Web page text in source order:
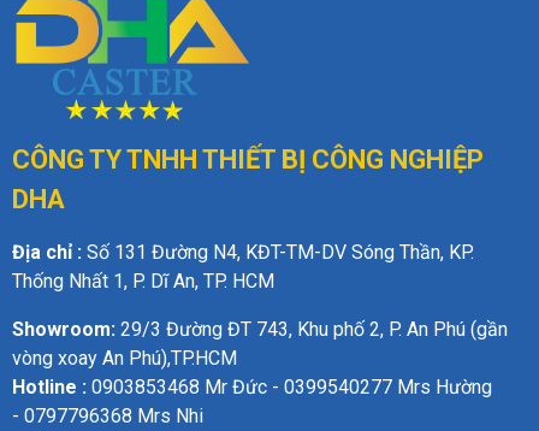
CÔNG TY TNHH THIẾT BỊ CÔNG NGHIỆP
DHA
Địa chỉ : Số 131 Đường N4, KĐT-TM-DV Sóng Thần, KP.
Thống Nhất 1, P. Dĩ An, TP. HCM
Showroom: 29/3 Đường ĐT 743, Khu phố 2, P. An Phú (gần
vòng xoay An Phú),TP.HCM
Hotline : 0903853468 Mr Đức - 0399540277 Mrs Hường
- 0797796368 Mrs Nhi